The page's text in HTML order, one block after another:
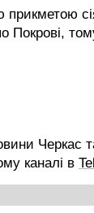
Покрові,
Черкас
каналі в